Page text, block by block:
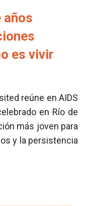
años
es vivir
reúne en AIDS
en Río de
más joven para
y la persistencia